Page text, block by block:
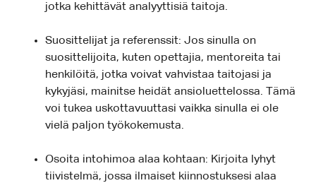
jotka kehittävät analyyttisiä taitoja.
Suosittelijat ja referenssit: Jos sinulla on
suosittelijoita, kuten opettajia, mentoreita tai
henkilöitä, jotka voivat vahvistaa taitojasi ja
kykyjäsi, mainitse heidät ansioluettelossa. Tämä
voi tukea uskottavuuttasi vaikka sinulla ei ole
vielä paljon työkokemusta.
Osoita intohimoa alaa kohtaan: Kirjoita lyhyt
tiivistelmä, jossa ilmaiset kiinnostuksesi alaa